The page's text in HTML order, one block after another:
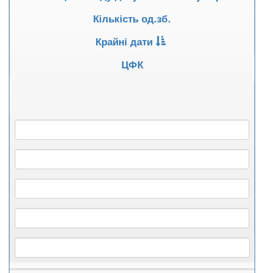
Кількість од.зб.
Крайні дати
ЦФК